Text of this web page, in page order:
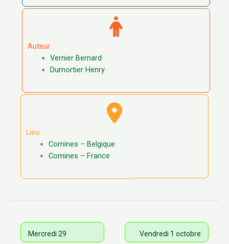
Auteur :
Vernier Bernard
Dumortier Henry
Lieu :
Comines – Belgique
Comines – France
Mercredi 29
Vendredi 1 octobre